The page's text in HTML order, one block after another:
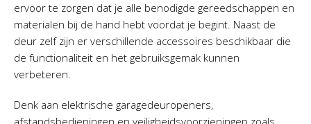
ervoor te zorgen dat je alle benodigde gereedschappen en
materialen bij de hand hebt voordat je begint. Naast de
deur zelf zijn er verschillende accessoires beschikbaar die
de functionaliteit en het gebruiksgemak kunnen
verbeteren.
Denk aan elektrische garagedeuropeners,
afstandsbedieningen en veiligheidsvoorzieningen zoals